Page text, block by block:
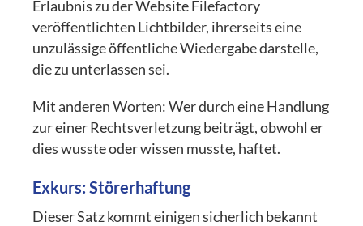
Erlaubnis zu der Website Filefactory
veröffentlichten Lichtbilder, ihrerseits eine
unzulässige öffentliche Wiedergabe darstelle,
die zu unterlassen sei.
Mit anderen Worten: Wer durch eine Handlung
zur einer Rechtsverletzung beiträgt, obwohl er
dies wusste oder wissen musste, haftet.
Exkurs: Störerhaftung
Dieser Satz kommt einigen sicherlich bekannt